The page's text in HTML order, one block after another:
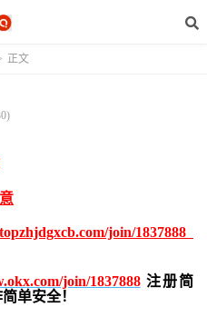
正文
join/1837888
join/1837888注册简
单安全！